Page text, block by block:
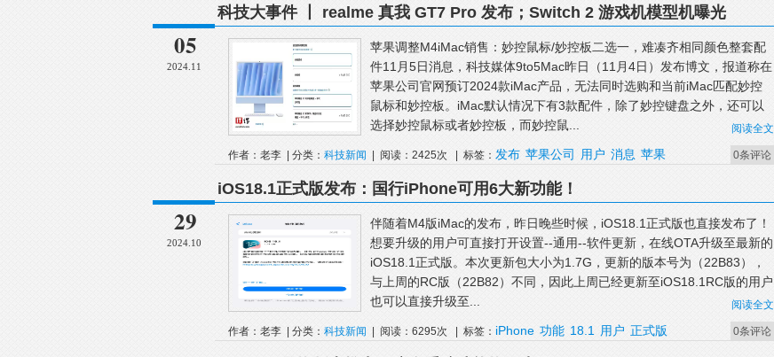
05
2024.11
科技大事件 丨 realme 真我 GT7 Pro 发布；Switch 2 游戏机模型机曝光
苹果调整M4iMac销售：妙控鼠标/妙控板二选一，难凑齐相同颜色整套配
件11月5日消息，科技媒体9to5Mac昨日（11月4日）发布博文，报道称在
苹果公司官网预订2024款iMac产品，无法同时选购和当前iMac匹配妙控
鼠标和妙控板。iMac默认情况下有3款配件，除了妙控键盘之外，还可以
选择妙控鼠标或者妙控板，而妙控鼠...
阅读全文
0条评论
作者：老李 | 分类： 科技新闻 | 阅读：2425次 | 标签： 发布 苹果公司 用户 消息 苹果
29
2024.10
iOS18.1正式版发布：国行iPhone可用6大新功能！
伴随着M4版iMac的发布，昨日晚些时候，iOS18.1正式版也直接发布了！
想要升级的用户可直接打开设置--通用--软件更新，在线OTA升级至最新的
iOS18.1正式版。本次更新包大小为1.7G，更新的版本号为（22B83），
与上周的RC版（22B82）不同，因此上周已经更新至iOS18.1RC版的用户
也可以直接升级至...
阅读全文
0条评论
作者：老李 | 分类： 科技新闻 | 阅读：6295次 | 标签： iPhone 功能 18.1 用户 正式版